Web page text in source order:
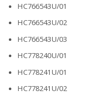
HC766543U/01
HC766543U/02
HC766543U/03
HC778240U/01
HC778241U/01
HC778241U/02